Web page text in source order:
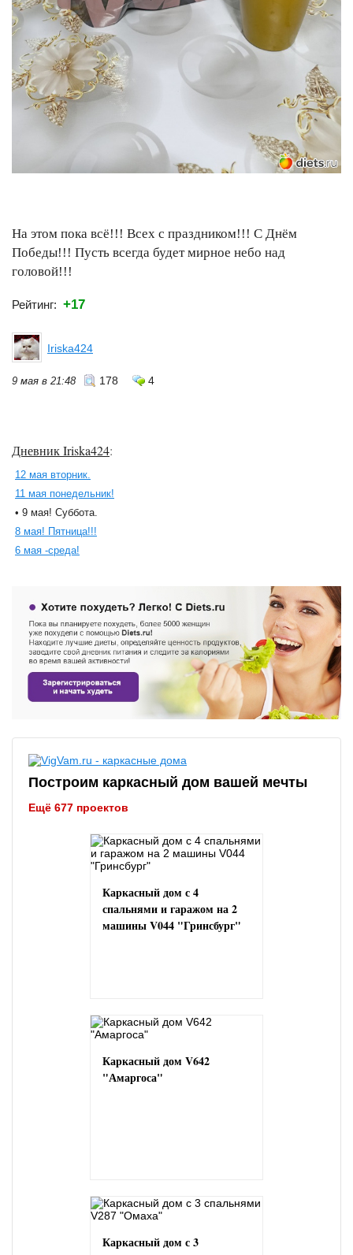
На этом пока всё!!! Всех с праздником!!! С Днём
Победы!!! Пусть всегда будет мирное небо над
головой!!!
Рейтинг: +17
Iriska424
9 мая в 21:48 178 4
Дневник Iriska424:
12 мая вторник.
11 мая понедельник!
• 9 мая! Суббота.
8 мая! Пятница!!!
6 мая -среда!
Построим каркасный дом вашей мечты
Ещё 677 проектов
Каркасный дом с 4
спальнями и гаражом на 2
машины V044 "Гринсбург"
Каркасный дом V642
"Амаргоса"
Каркасный дом с 3